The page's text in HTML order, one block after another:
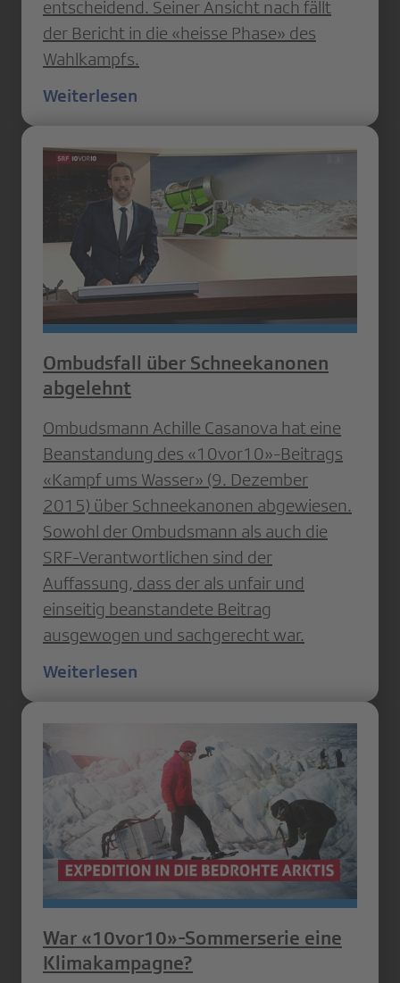
entscheidend. Seiner Ansicht nach fällt
der Bericht in die «heisse Phase» des
Wahlkampfs.
Weiterlesen
Ombudsfall über Schneekanonen
abgelehnt
Ombudsmann Achille Casanova hat eine
Beanstandung des «10vor10»-Beitrags
«Kampf ums Wasser» (9. Dezember
2015) über Schneekanonen abgewiesen.
Sowohl der Ombudsmann als auch die
SRF-Verantwortlichen sind der
Auffassung, dass der als unfair und
einseitig beanstandete Beitrag
ausgewogen und sachgerecht war.
Weiterlesen
War «10vor10»-Sommerserie eine
Klimakampagne?